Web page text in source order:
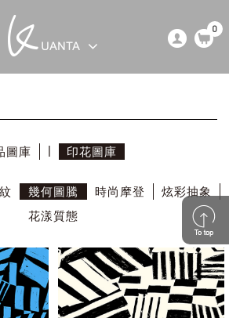
0
圖庫 印花圖庫
幾何圖騰 時尚摩登
炫彩抽象
花漾質態